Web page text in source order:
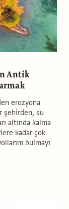
Antik
erozyona
şehirden, su
altında kalma
kadar çok
bulmayı